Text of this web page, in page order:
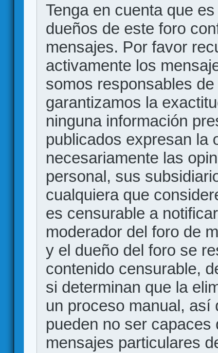
Tenga en cuenta que
dueños de este foro
mensajes. Por favor
activamente los
somos responsables
garantizamos la
ninguna información
publicados expresan la
necesariamente las
personal, sus
cualquiera que
es censurable a
moderador del foro de
y el dueño del foro se
contenido censurable,
si determinan que la
un proceso manual, así
pueden no ser
mensajes particulares